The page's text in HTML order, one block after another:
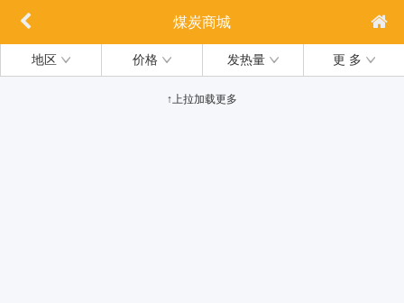
煤炭商城
地区 价格 发热量 更 多
↑上拉加载更多